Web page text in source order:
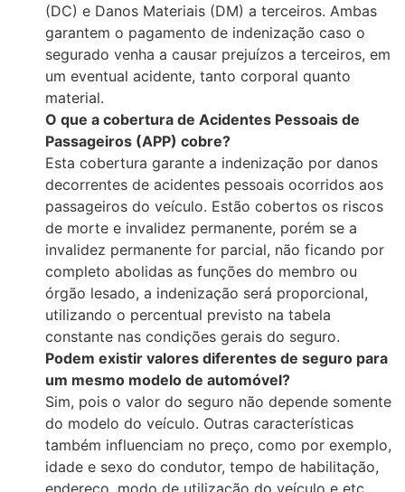
(DC) e Danos Materiais (DM) a terceiros. Ambas
garantem o pagamento de indenização caso o
segurado venha a causar prejuízos a terceiros, em
um eventual acidente, tanto corporal quanto
material.
O que a cobertura de Acidentes Pessoais de
Passageiros (APP) cobre?
Esta cobertura garante a indenização por danos
decorrentes de acidentes pessoais ocorridos aos
passageiros do veículo. Estão cobertos os riscos
de morte e invalidez permanente, porém se a
invalidez permanente for parcial, não ficando por
completo abolidas as funções do membro ou
órgão lesado, a indenização será proporcional,
utilizando o percentual previsto na tabela
constante nas condições gerais do seguro.
Podem existir valores diferentes de seguro para
um mesmo modelo de automóvel?
Sim, pois o valor do seguro não depende somente
do modelo do veículo. Outras características
também influenciam no preço, como por exemplo,
idade e sexo do condutor, tempo de habilitação,
endereço, modo de utilização do veículo e etc.